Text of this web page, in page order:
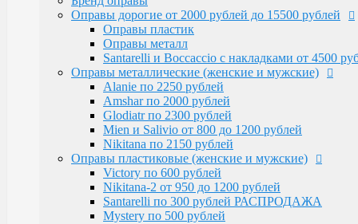
Mien и Salivio от 800 до 1200 рублей
Nikitana по 2150 рублей
Оправы пластиковые (женские и мужские)
Victory по 600 рублей
Nikitana-2 от 950 до 1200 рублей
Santarelli по 300 рублей РАСПРОДАЖА
Mystery по 500 рублей
Nikitana-3 от 1500 рублей
Оправы титановые (женские и мужские)
Оправы детские
Пластиковые Arezig, Nikitana, Pink Dream,
Силиконовые с силиконовым шнурком и
Силиконовые и пластиковые Nikitana,
Пластиковые антивандальные Nikitana от 1100
РАСПРОДАЖА детских оправ от 250 рублей
Оправы дорогие от 2000 рублей до 15500 рублей
Оправы пластик
Оправы металл
Santarelli и Boccaccio с накладками от 4500
Оправы металлические (женские и мужские)
Alanie по 2250 рублей
Amshar по 2000 рублей
Glodiatr по 2300 рублей
Mien и Salivio от 800 до 1200 рублей
Nikitana по 2150 рублей
Оправы пластиковые (женские и мужские)
Victory по 600 рублей
Nikitana-2 от 950 до 1200 рублей
Santarelli по 300 рублей РАСПРОДАЖА
Mystery по 500 рублей